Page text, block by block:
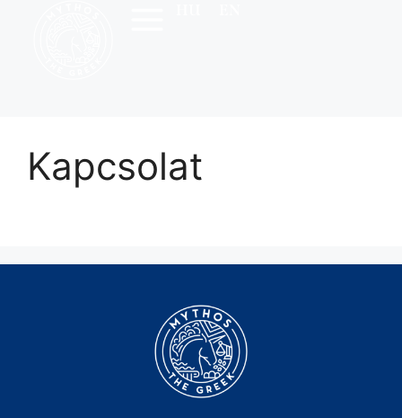
Kapcsolat